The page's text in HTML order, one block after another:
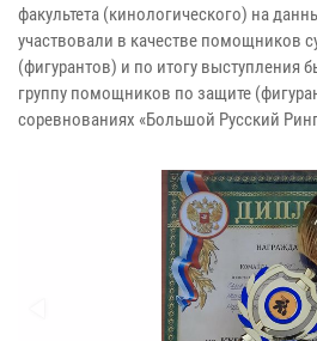
факультета (кинологического) на
участвовали в качестве помощников
(фигурантов) и по итогу выступления
группу помощников по защите
соревнованиях «Большой Русский